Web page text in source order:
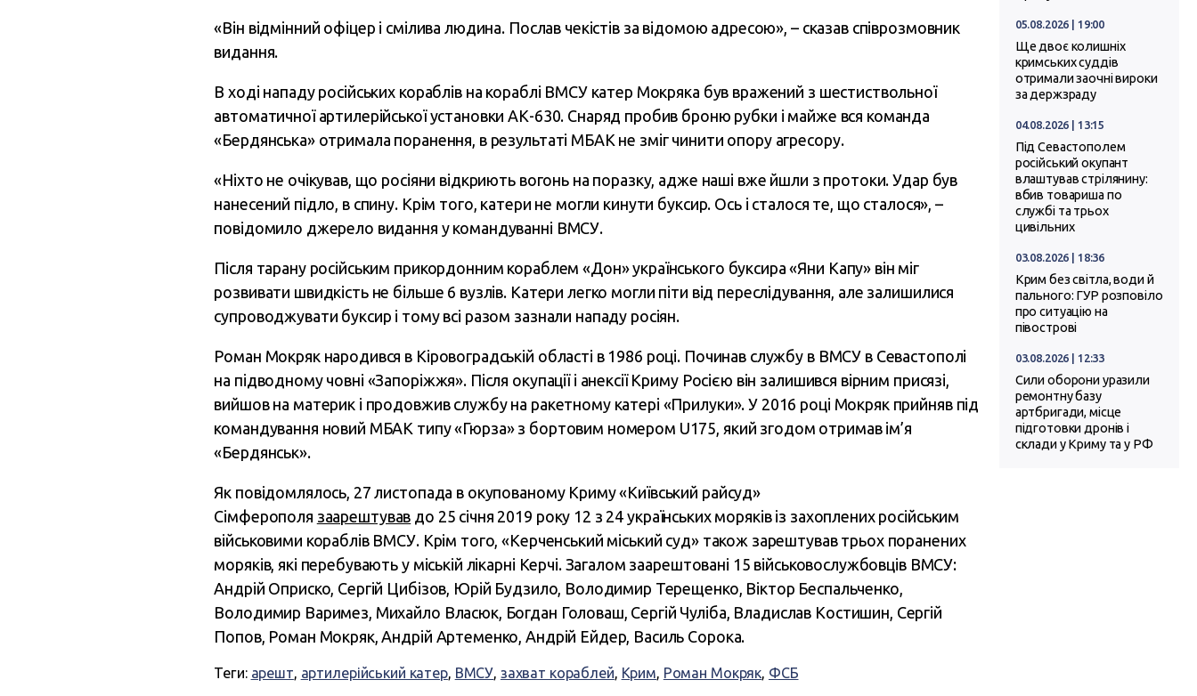
«Він відмінний офіцер і смілива людина. Послав чекістів за відомою адресою», – сказав співрозмовник
видання.
В ході нападу російських кораблів на кораблі ВМСУ катер Мокряка був вражений з шестиствольної
автоматичної артилерійської установки АК-630. Снаряд пробив броню рубки і майже вся команда
«Бердянська» отримала поранення, в результаті МБАК не зміг чинити опору агресору.
«Ніхто не очікував, що росіяни відкриють вогонь на поразку, адже наші вже йшли з протоки. Удар був
нанесений підло, в спину. Крім того, катери не могли кинути буксир. Ось і сталося те, що сталося», –
повідомило джерело видання у командуванні ВМСУ.
Після тарану російським прикордонним кораблем «Дон» українського буксира «Яни Капу» він міг
розвивати швидкість не більше 6 вузлів. Катери легко могли піти від переслідування, але залишилися
супроводжувати буксир і тому всі разом зазнали нападу росіян.
Роман Мокряк народився в Кіровоградській області в 1986 році. Починав службу в ВМСУ в Севастополі
на підводному човні «Запоріжжя». Після окупації і анексії Криму Росією він залишився вірним присязі,
вийшов на материк і продовжив службу на ракетному катері «Прилуки». У 2016 році Мокряк прийняв під
командування новий МБАК типу «Гюрза» з бортовим номером U175, який згодом отримав ім’я
«Бердянськ».
Як повідомлялось, 27 листопада в окупованому Криму «Київський райсуд»
Сімферополя заарештував до 25 січня 2019 року 12 з 24 українських моряків із захоплених російським
військовими кораблів ВМСУ. Крім того, «Керченський міський суд» також зарештував трьох поранених
моряків, які перебувають у міській лікарні Керчі. Загалом заарештовані 15 військовослужбовців ВМСУ:
Андрій Оприско, Сергій Цибізов, Юрій Будзило, Володимир Терещенко, Віктор Беспальченко,
Володимир Варимез, Михайло Власюк, Богдан Головаш, Сергій Чуліба, Владислав Костишин, Сергій
Попов, Роман Мокряк, Андрій Артеменко, Андрій Ейдер, Василь Сорока.
Теги: арешт, артилерійський катер, ВМСУ, захват кораблей, Крим, Роман Мокряк, ФСБ
05.08.2026 | 19:00
Ще двоє колишніх
кримських суддів
отримали заочні вироки
за держзраду
04.08.2026 | 13:15
Під Севастополем
російський окупант
влаштував стрілянину:
вбив товариша по
службі та трьох
цивільних
03.08.2026 | 18:36
Крим без світла, води й
пального: ГУР розповіло
про ситуацію на
півострові
03.08.2026 | 12:33
Сили оборони уразили
ремонтну базу
артбригади, місце
підготовки дронів і
склади у Криму та у РФ